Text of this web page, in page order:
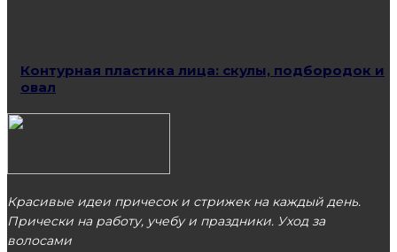
Контурная пластика лица: скулы, подбородок и
овал
Красивые идеи причесок и стрижек на каждый день.
Прически на работу, учебу и праздники. Уход за
волосами